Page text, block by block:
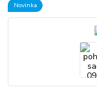
Novinka